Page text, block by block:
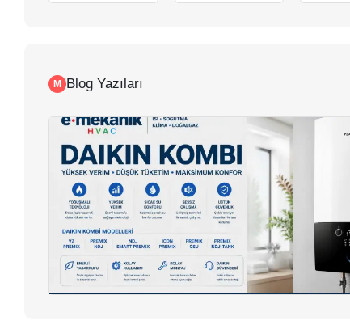
Blog Yazıları